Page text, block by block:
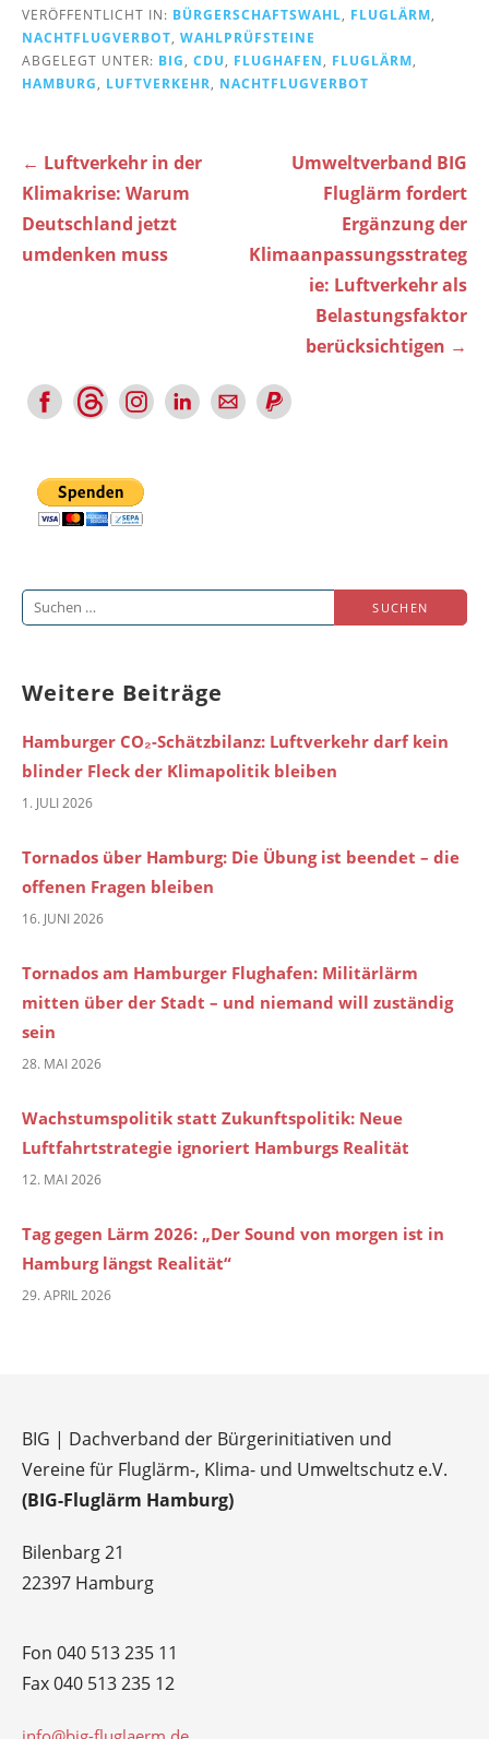
VERÖFFENTLICHT IN: BÜRGERSCHAFTSWAHL FLUGLÄRM
NACHTFLUGVERBOT WAHLPRÜFSTEINE
ABGELEGT UNTER: BIG CDU FLUGHAFEN FLUGLÄRM
HAMBURG
LUFTVERKEHR NACHTFLUGVERBOT
Beitragsnavigation
← Luftverkehr in der
Klimakrise: Warum
Deutschland jetzt
umdenken muss
Umweltverband BIG
Fluglärm fordert
Ergänzung der
Klimaanpassungsstrateg
ie: Luftverkehr als
Belastungsfaktor
berücksichtigen →
Suchen
Weitere Beiträge
Hamburger CO₂-Schätzbilanz: Luftverkehr darf kein
blinder Fleck der Klimapolitik bleiben
1. JULI 2026
Tornados über Hamburg: Die Übung ist beendet – die
offenen Fragen bleiben
16. JUNI 2026
Tornados am Hamburger Flughafen: Militärlärm
mitten über der Stadt – und niemand will zuständig
sein
28. MAI 2026
Wachstumspolitik statt Zukunftspolitik: Neue
Luftfahrtstrategie ignoriert Hamburgs Realität
12. MAI 2026
Tag gegen Lärm 2026: „Der Sound von morgen ist in
Hamburg längst Realität“
29. APRIL 2026
BIG | Dachverband der Bürgerinitiativen und
Vereine für Fluglärm-, Klima- und Umweltschutz e.V.
(BIG-Fluglärm Hamburg)
Bilenbarg 21
22397 Hamburg
Fon 040 513 235 11
Fax 040 513 235 12